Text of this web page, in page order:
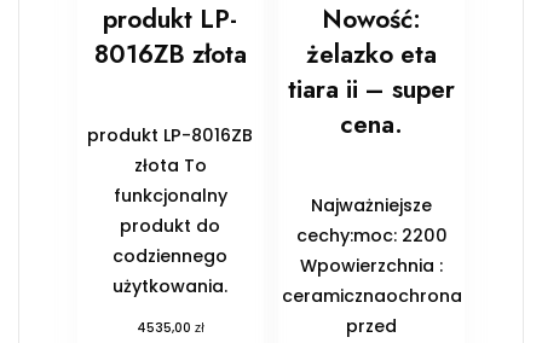
produkt LP-
8016ZB złota
produkt LP-8016ZB
złota To
funkcjonalny
produkt do
codziennego
użytkowania.
4535,00 zł
Nowość:
żelazko eta
tiara ii – super
cena.
Najważniejsze
cechy:moc: 2200
Wpowierzchnia :
ceramicznaochrona
przed